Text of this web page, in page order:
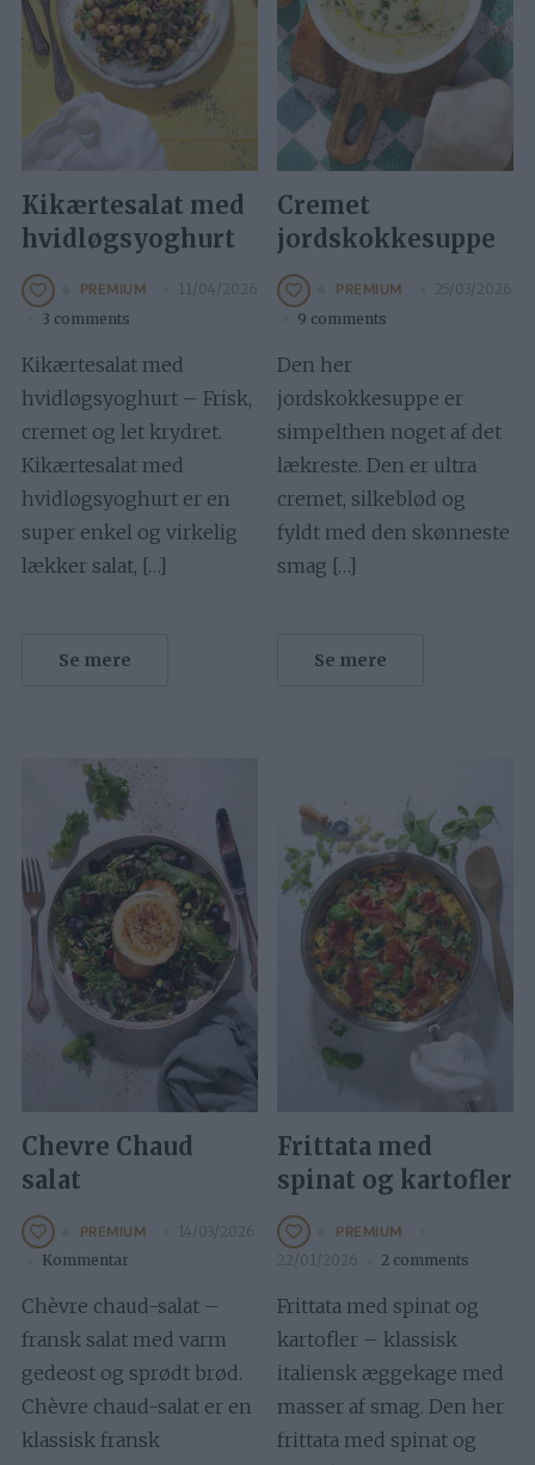
Kikærtesalat med
hvidløgsyoghurt
PREMIUM
11/04/2026
3 comments
Kikærtesalat med
hvidløgsyoghurt – Frisk,
cremet og let krydret.
Kikærtesalat med
hvidløgsyoghurt er en
super enkel og virkelig
lækker salat, […]
Se mere
Cremet
jordskokkesuppe
PREMIUM
25/03/2026
9 comments
Den her
jordskokkesuppe er
simpelthen noget af det
lækreste. Den er ultra
cremet, silkeblød og
fyldt med den skønneste
smag […]
Se mere
Chevre Chaud
salat
PREMIUM
14/03/2026
Kommentar
Chèvre chaud-salat –
fransk salat med varm
gedeost og sprødt brød.
Chèvre chaud-salat er en
klassisk fransk
Frittata med
spinat og kartofler
PREMIUM
22/01/2026 2 comments
Frittata med spinat og
kartofler – klassisk
italiensk æggekage med
masser af smag. Den her
frittata med spinat og